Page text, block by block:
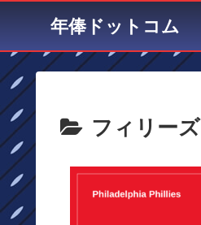
年俸ドットコム
フィリーズ